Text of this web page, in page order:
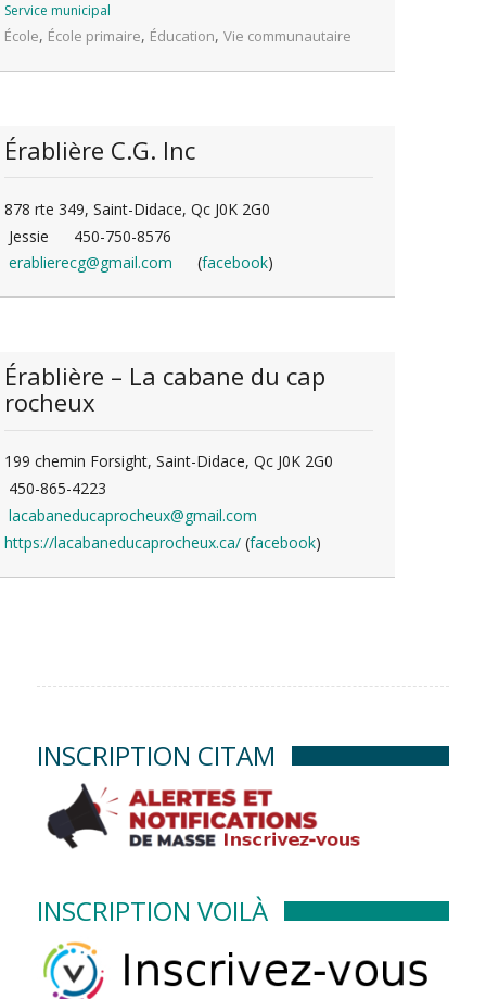
Service municipal
École, École primaire, Éducation, Vie communautaire
Érablière C.G. Inc
878 rte 349, Saint-Didace, Qc J0K 2G0
Jessie
450-750-8576
erablierecg@gmail.com
(facebook)
Érablière – La cabane du cap
rocheux
199 chemin Forsight, Saint-Didace, Qc J0K 2G0
450-865-4223
lacabaneducaprocheux@gmail.com
https://lacabaneducaprocheux.ca/(facebook)
INSCRIPTION CITAM
INSCRIPTION VOILÀ